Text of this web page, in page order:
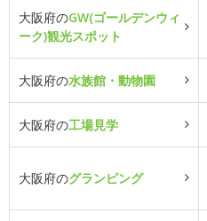
大阪府のGW(ゴールデンウィ
ーク)観光スポット
大阪府の水族館・動物園
大阪府の工場見学
大阪府のグランピング